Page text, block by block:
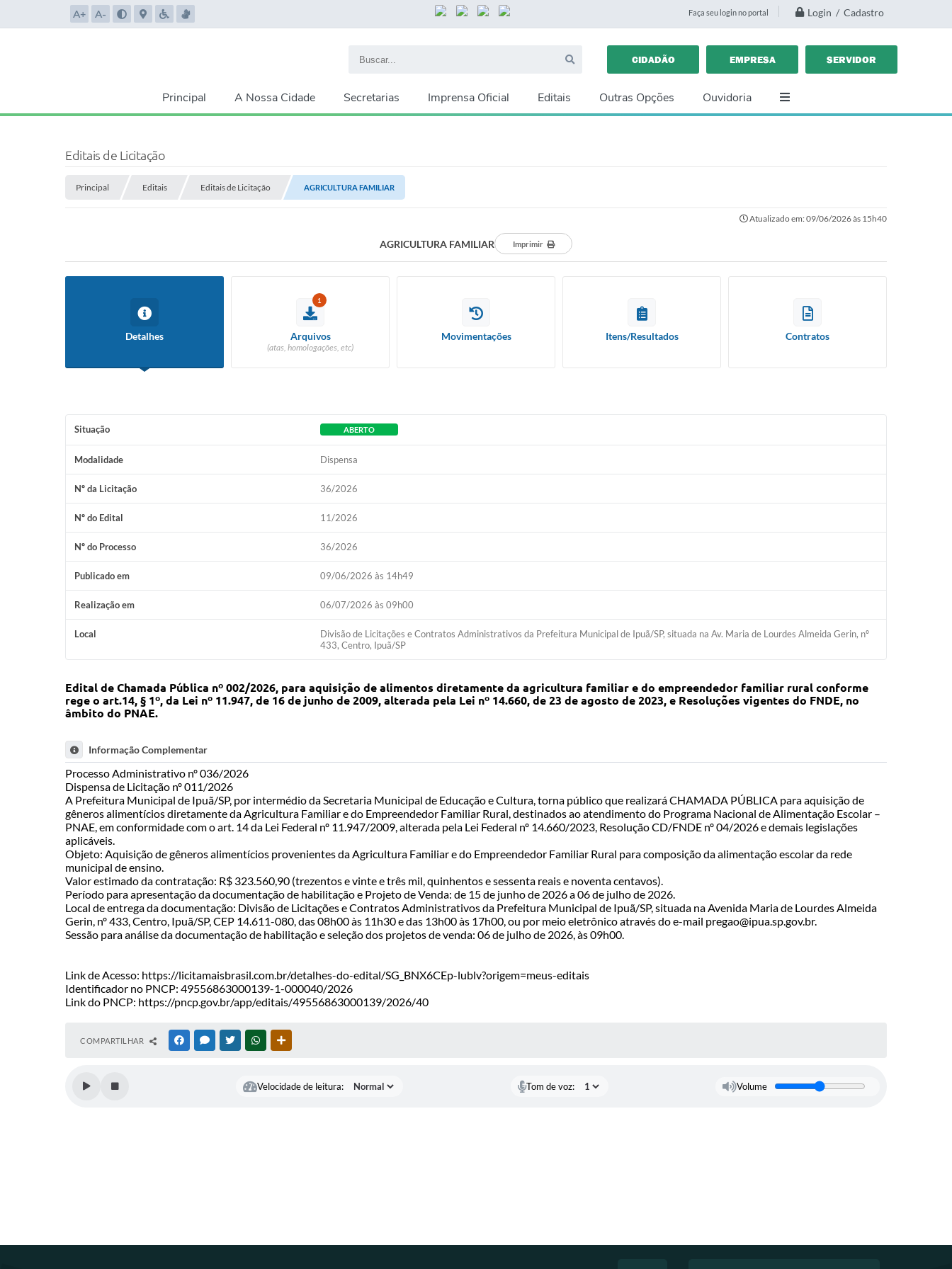
Faça seu login no portal Login / Cadastro
A+ A-
CIDADÃO EMPRESA SERVIDOR
Principal A Nossa Cidade Secretarias Imprensa Oficial Editais Outras Opções Ouvidoria
Editais de Licitação
Principal Editais Editais de Licitação AGRICULTURA FAMILIAR
Atualizado em: 09/06/2026 às 15h40
AGRICULTURA FAMILIAR Imprimir
Detalhes
1
Arquivos
(atas, homologações, etc)
Movimentações Itens/Resultados Contratos
Situação ABERTO
Modalidade Dispensa
Nº da Licitação 36/2026
Nº do Edital 11/2026
Nº do Processo 36/2026
Publicado em 09/06/2026 às 14h49
Realização em 06/07/2026 às 09h00
Local
Divisão de Licitações e Contratos Administrativos da Prefeitura Municipal de Ipuã/SP, situada na Av. Maria de Lourdes Almeida Gerin, nº
433, Centro, Ipuã/SP
Edital de Chamada Pública nº 002/2026, para aquisição de alimentos diretamente da agricultura familiar e do empreendedor familiar rural conforme
rege o art.14, § 1º, da Lei nº 11.947, de 16 de junho de 2009, alterada pela Lei nº 14.660, de 23 de agosto de 2023, e Resoluções vigentes do FNDE, no
âmbito do PNAE.
Informação Complementar
Processo Administrativo nº 036/2026
Dispensa de Licitação nº 011/2026
A Prefeitura Municipal de Ipuã/SP, por intermédio da Secretaria Municipal de Educação e Cultura, torna público que realizará CHAMADA PÚBLICA para aquisição de
gêneros alimentícios diretamente da Agricultura Familiar e do Empreendedor Familiar Rural, destinados ao atendimento do Programa Nacional de Alimentação Escolar –
PNAE, em conformidade com o art. 14 da Lei Federal nº 11.947/2009, alterada pela Lei Federal nº 14.660/2023, Resolução CD/FNDE nº 04/2026 e demais legislações
aplicáveis.
Objeto: Aquisição de gêneros alimentícios provenientes da Agricultura Familiar e do Empreendedor Familiar Rural para composição da alimentação escolar da rede
municipal de ensino.
Valor estimado da contratação: R$ 323.560,90 (trezentos e vinte e três mil, quinhentos e sessenta reais e noventa centavos).
Período para apresentação da documentação de habilitação e Projeto de Venda: de 15 de junho de 2026 a 06 de julho de 2026.
Local de entrega da documentação: Divisão de Licitações e Contratos Administrativos da Prefeitura Municipal de Ipuã/SP, situada na Avenida Maria de Lourdes Almeida
Gerin, nº 433, Centro, Ipuã/SP, CEP 14.611-080, das 08h00 às 11h30 e das 13h00 às 17h00, ou por meio eletrônico através do e-mail pregao@ipua.sp.gov.br.
Sessão para análise da documentação de habilitação e seleção dos projetos de venda: 06 de julho de 2026, às 09h00.
Link de Acesso: https://licitamaisbrasil.com.br/detalhes-do-edital/SG_BNX6CEp-lublv?origem=meus-editais
Identificador no PNCP: 49556863000139-1-000040/2026
Link do PNCP: https://pncp.gov.br/app/editais/49556863000139/2026/40
COMPARTILHAR FACEBOOKMESSENGER
TWITTERWHATSAPP
Velocidade de leitura: Tom de voz: Volume